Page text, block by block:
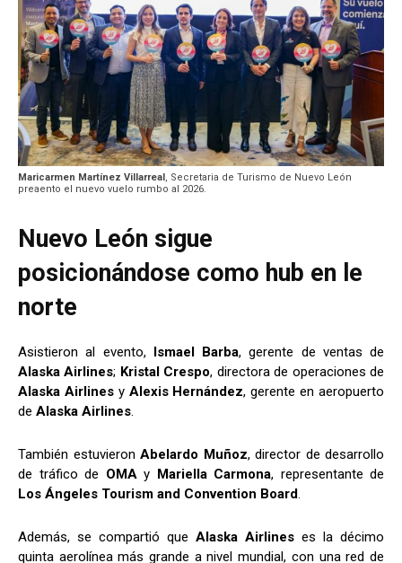
Maricarmen Martínez Villarreal , Secretaria de Turismo de Nuevo León
preaento el nuevo vuelo rumbo al 2026.
Nuevo León sigue
posicionándose como hub en le
norte
Asistieron al evento, Ismael Barba, gerente de ventas de
Alaska Airlines; Kristal Crespo, directora de operaciones de
Alaska Airlinesy Alexis Hernández, gerente en aeropuerto
de Alaska Airlines.
También estuvieron Abelardo Muñoz, director de desarrollo
de tráfico de OMAy Mariella Carmona, representante de
Los Ángeles Tourism and Convention Board.
Además, se compartió que Alaska Airlines es la décimo
quinta aerolínea más grande a nivel mundial, con una red de